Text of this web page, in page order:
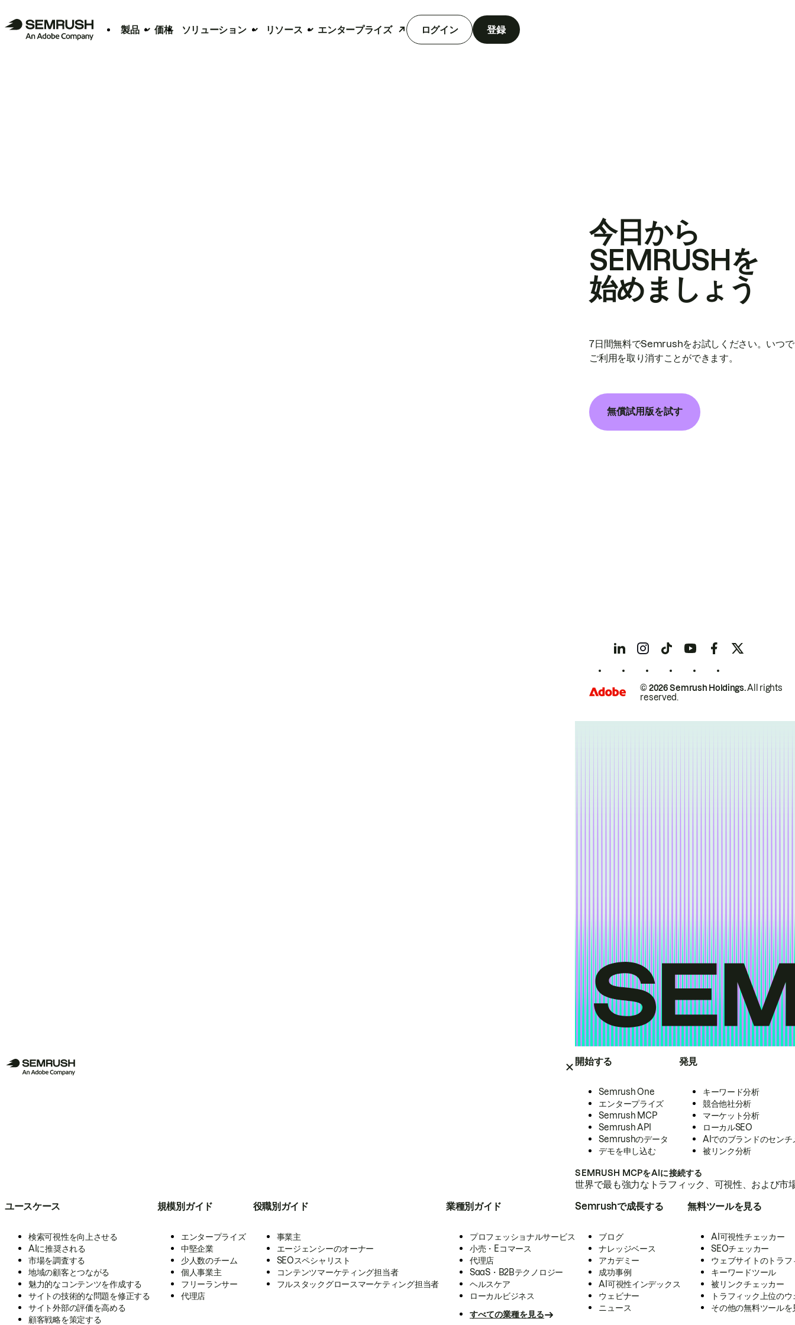
製品 価格 ソリューション リソース エンタープライズ ログイン 登録
開始する
Semrush One
エンタープライズ
Semrush MCP
Semrush API
Semrushのデータ
デモを申し込む
発見
キーワード分析
競合他社分析
マーケット分析
ローカルSEO
AIでのブランドのセンチ
被リンク分析
SEMRUSH MCPをAIに接続する
世界で最も強力なトラフィック、可視性、および
ユースケース
検索可視性を向上させる
AIに推奨される
市場を調査する
地域の顧客とつながる
魅力的なコンテンツを作成する
サイトの技術的な問題を修正する
サイト外部の評価を高める
顧客戦略を策定する
規模別ガイド
エンタープライズ
中堅企業
少人数のチーム
個人事業主
フリーランサー
代理店
役職別ガイド
事業主
エージェンシーのオーナー
SEOスペシャリスト
コンテンツマーケティング担当者
フルスタックグロースマーケティング担当者
業種別ガイド
プロフェッショナルサービス
小売・Eコマース
代理店
SaaS・B2Bテクノロジー
ヘルスケア
ローカルビジネス
すべての業種を見る
Semrushで成長する
ブログ
ナレッジベース
アカデミー
成功事例
AI可視性インデックス
ウェビナー
ニュース
無料ツールを見る
AI可視性チェッカー
SEOチェッカー
ウェブサイトのトラ
キーワードツール
被リンクチェッカー
トラフィック上位の
その他の無料ツールを
今日から
SEMRUSHを
始めましょう
7日間無料でSemrushをお試しください。いつ
ご利用を取り消すことができます。
無償試用版を試す
© 2026 Semrush Holdings.All rights
reserved.